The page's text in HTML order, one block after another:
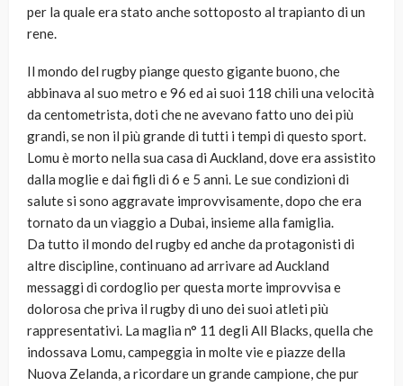
per la quale era stato anche sottoposto al trapianto di un
rene.
Il mondo del rugby piange questo gigante buono, che
abbinava al suo metro e 96 ed ai suoi 118 chili una velocità
da centometrista, doti che ne avevano fatto uno dei più
grandi, se non il più grande di tutti i tempi di questo sport.
Lomu è morto nella sua casa di Auckland, dove era assistito
dalla moglie e dai figli di 6 e 5 anni. Le sue condizioni di
salute si sono aggravate improvvisamente, dopo che era
tornato da un viaggio a Dubai, insieme alla famiglia.
Da tutto il mondo del rugby ed anche da protagonisti di
altre discipline, continuano ad arrivare ad Auckland
messaggi di cordoglio per questa morte improvvisa e
dolorosa che priva il rugby di uno dei suoi atleti più
rappresentativi. La maglia n° 11 degli All Blacks, quella che
indossava Lomu, campeggia in molte vie e piazze della
Nuova Zelanda, a ricordare un grande campione, che pur